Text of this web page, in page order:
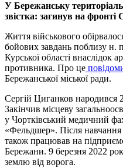
У Бережанську
звістка: загинув на фронті
Життя військового
бойових завдань поблизу
Курської області внаслідок
противника. Про це
Бережанської міської ради.
Сергій Циганков народився
Закінчив місцеву
у Чортківський медичний
«Фельдшер». Після
також працював на
Бережани. 9 березня 2022
землю від ворога.